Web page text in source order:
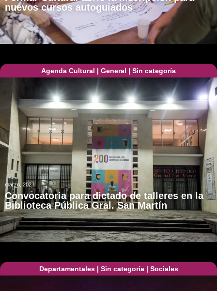
nuevos cursos autoguiados
Agenda Cultural | General | Sin categoría
marzo, 2023
Convocatoria para dictado de talleres en la
Biblioteca Pública Gral. San Martín
Departamentales| Sin categoría| Sociales